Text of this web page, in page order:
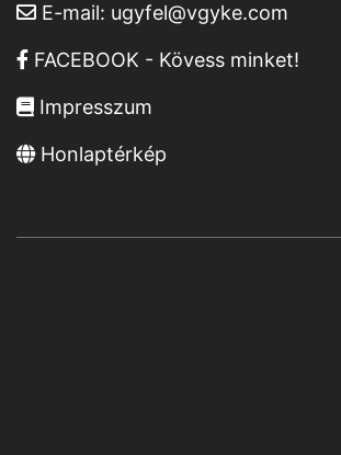
E-mail: ugyfel@vgyke.com
FACEBOOK - Kövess minket!
Impresszum
Honlaptérkép